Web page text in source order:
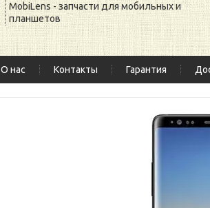
MobiLens - запчасти для мобильных и
планшетов
О нас Контакты Гарантия